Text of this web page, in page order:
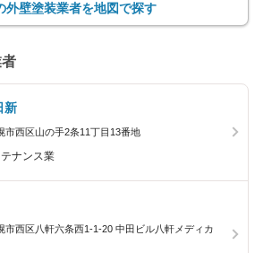
外壁塗装業者を地図で探す
新
市西区山の手2条11丁目13番地
ナンス業
市西区八軒六条西1-1-20 中田ビル八軒メディカ